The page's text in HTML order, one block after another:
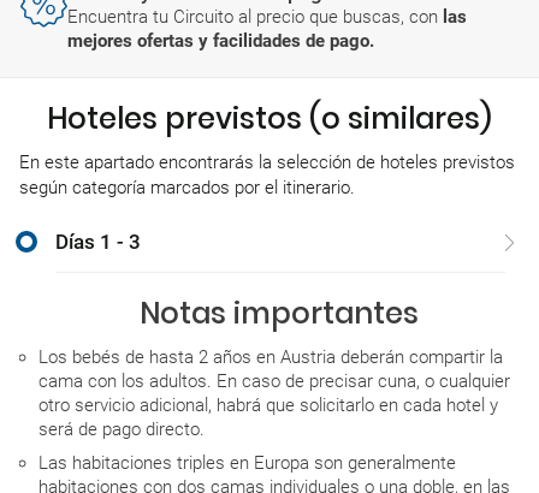
Encuentra tu Circuito al precio que buscas, con las
mejores ofertas y facilidades de pago.
Hoteles previstos (o similares)
En este apartado encontrarás la selección de hoteles previstos
según categoría marcados por el itinerario.
Días 1 - 3
Notas importantes
Los bebés de hasta 2 años en Austria deberán compartir la
cama con los adultos. En caso de precisar cuna, o cualquier
otro servicio adicional, habrá que solicitarlo en cada hotel y
será de pago directo.
Las habitaciones triples en Europa son generalmente
habitaciones con dos camas individuales o una doble, en las